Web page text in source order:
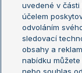
Aktualní trendy
uvedené v
účelem
odvoláním
sledovací
obsahy a
nabídku